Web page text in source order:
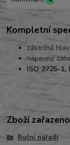
Kompletní
zástrčná
napevno
ISO 2725-1,
Zboží
Ruční nářadí